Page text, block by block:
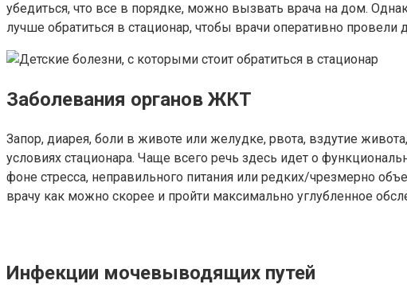
убедиться, что все в порядке, можно вызвать врача на дом.
лучше обратиться в стационар, чтобы врачи оперативно провели
Заболевания органов ЖКТ
Запор, диарея, боли в животе или желудке, рвота, вздутие
условиях стационара. Чаще всего речь здесь идет о
фоне стресса, неправильного питания или редких/чрезмерно
врачу как можно скорее и пройти максимально углубленное
Инфекции мочевыводящих путей